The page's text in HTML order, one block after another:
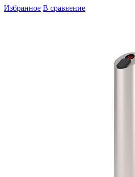
Избранное В сравнение